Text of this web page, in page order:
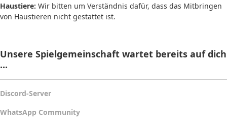
Haustiere: Wir bitten um Verständnis dafür, dass das Mitbringen
von Haustieren nicht gestattet ist.
Unsere Spielgemeinschaft wartet bereits auf dich
...
Discord-Server
WhatsApp Community